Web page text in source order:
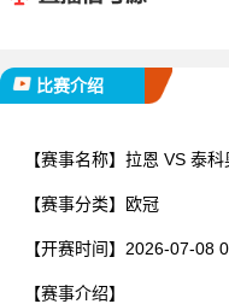
比赛介绍
【赛事名称】 拉恩 VS 泰
【赛事分类】 欧冠
【开赛时间】 2026-07-08
【赛事介绍】